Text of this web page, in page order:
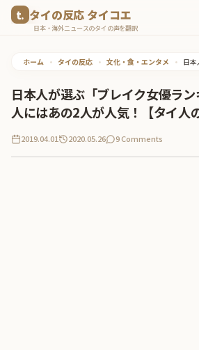
タイの反応 タイコエ
日本・海外ニュースのタイの声を翻訳
ホーム • タイの反応 • 文化・食・エンタメ •
日本人が選ぶ「ブレイク女優ラ
人にはあの2人が人気！【タイ人
2019.04.01 2020.05.26 9 Comments